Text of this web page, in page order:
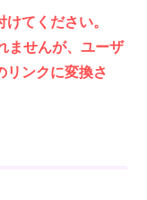
てください。
ませんが、ユーザ
リンクに変換さ